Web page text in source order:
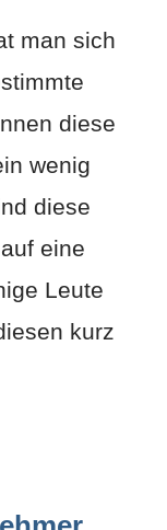
man sich
diese
wenig
diese
eine
Leute
kurz